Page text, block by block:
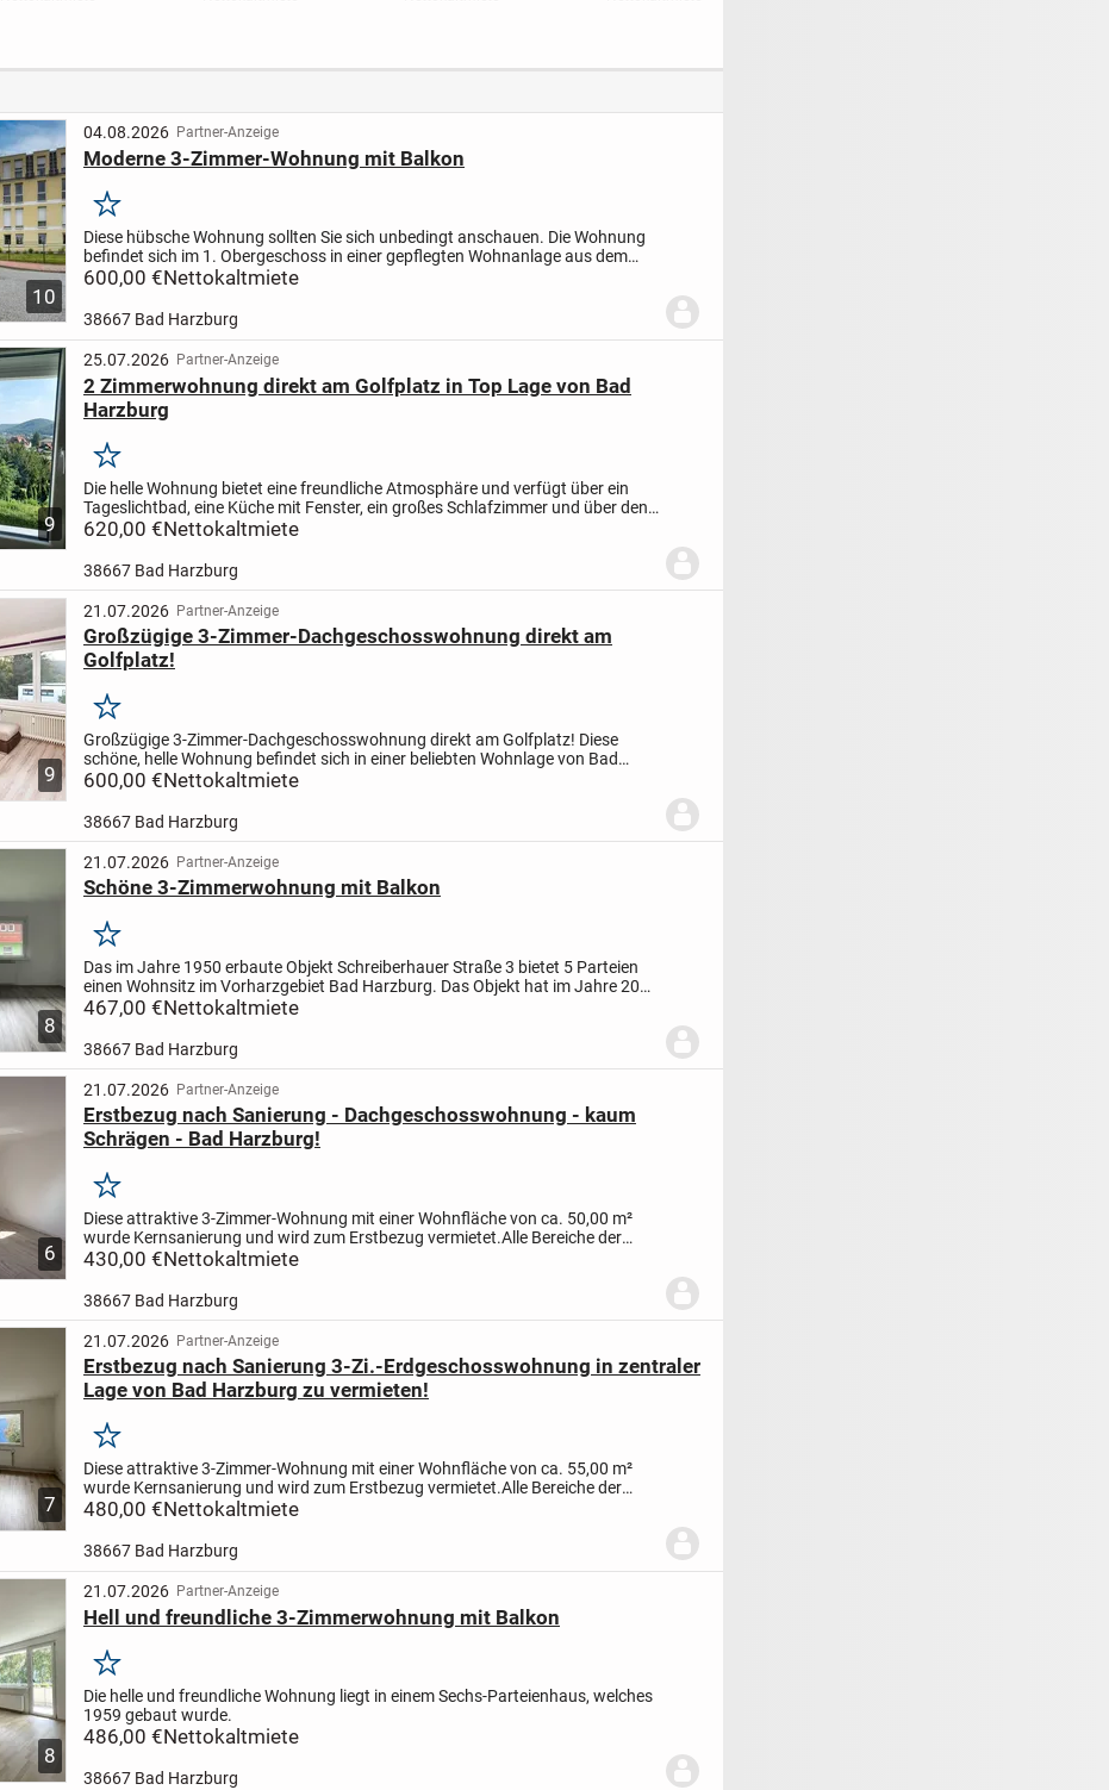
10
04.08.2026 Partner-Anzeige
Moderne 3-Zimmer-Wohnung mit Balkon
Merken
Diese hübsche Wohnung sollten Sie sich unbedingt anschauen. Die Wohnung
befindet sich im 1. Obergeschoss in einer gepflegten Wohnanlage aus dem
Baujahr 2013. Ein Personenaufzug ist vorhanden. Die...
600,00 €Nettokaltmiete
38667 Bad Harzburg
9
25.07.2026 Partner-Anzeige
2 Zimmerwohnung direkt am Golfplatz in Top Lage von Bad
Harzburg
Merken
Die helle Wohnung bietet eine freundliche Atmosphäre und verfügt über ein
Tageslichtbad, eine Küche mit Fenster, ein großes Schlafzimmer und über den
Flur gelangt man in das Wohnzimmer mit Balkon...
620,00 €Nettokaltmiete
38667 Bad Harzburg
9
21.07.2026 Partner-Anzeige
Großzügige 3-Zimmer-Dachgeschosswohnung direkt am
Golfplatz!
Merken
Großzügige 3-Zimmer-Dachgeschosswohnung direkt am Golfplatz! Diese
schöne, helle Wohnung befindet sich in einer beliebten Wohnlage von Bad
Harzburg. Sie verfügt über eine Einbauküche, ein Wannenbad,...
600,00 €Nettokaltmiete
38667 Bad Harzburg
8
21.07.2026 Partner-Anzeige
Schöne 3-Zimmerwohnung mit Balkon
Merken
Das im Jahre 1950 erbaute Objekt Schreiberhauer Straße 3 bietet 5 Parteien
einen Wohnsitz im Vorharzgebiet Bad Harzburg. Das Objekt hat im Jahre 2019
einen neuen Fassadenanstrich sowie großzügige...
467,00 €Nettokaltmiete
38667 Bad Harzburg
6
21.07.2026 Partner-Anzeige
Erstbezug nach Sanierung - Dachgeschosswohnung - kaum
Schrägen - Bad Harzburg!
Merken
Diese attraktive 3-Zimmer-Wohnung mit einer Wohnfläche von ca. 50,00 m²
wurde Kernsanierung und wird zum Erstbezug vermietet.Alle Bereiche der
Wohnung wurden vollständig erneuert: moderne Fenster,...
430,00 €Nettokaltmiete
38667 Bad Harzburg
7
21.07.2026 Partner-Anzeige
Erstbezug nach Sanierung 3-Zi.-Erdgeschosswohnung in zentraler
Lage von Bad Harzburg zu vermieten!
Merken
Diese attraktive 3-Zimmer-Wohnung mit einer Wohnfläche von ca. 55,00 m²
wurde Kernsanierung und wird zum Erstbezug vermietet.Alle Bereiche der
Wohnung wurden vollständig erneuert: moderne Fenster,...
480,00 €Nettokaltmiete
38667 Bad Harzburg
8
21.07.2026 Partner-Anzeige
Hell und freundliche 3-Zimmerwohnung mit Balkon
Merken
Die helle und freundliche Wohnung liegt in einem Sechs-Parteienhaus, welches
1959 gebaut wurde.
486,00 €Nettokaltmiete
38667 Bad Harzburg